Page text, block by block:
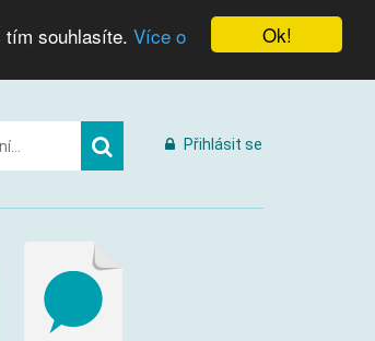
Ok!
tím souhlasíte. Více o
Přihlásit se